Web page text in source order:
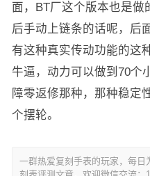
面，BT厂这个版本也是做
后手动上链条的话呢，后
有这种真实传动功能的这
牛逼，动力可以做到70个
障零返修那种，那种稳定
个摆轮。
一群热爱复刻手表的玩家，每